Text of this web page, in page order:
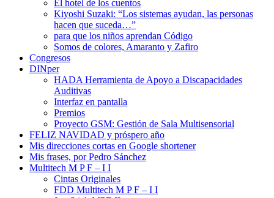
El hotel de los cuentos
Kiyoshi Suzaki: “Los sistemas ayudan, las personas
hacen que suceda…”
para que los niños aprendan Código
Somos de colores, Amaranto y Zafiro
Congresos
DINper
HADA Herramienta de Apoyo a Discapacidades
Auditivas
Interfaz en pantalla
Premios
Proyecto GSM: Gestión de Sala Multisensorial
FELIZ NAVIDAD y próspero año
Mis direcciones cortas en Google shortener
Mis frases, por Pedro Sánchez
Multitech M P F – I I
Cintas Originales
FDD Multitech M P F – I I